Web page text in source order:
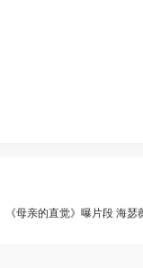
《母亲的直觉》曝片段 海瑟